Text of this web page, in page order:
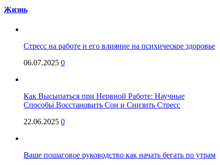
Жизнь
Стресс на работе и его влияние на психическое здоровье
06.07.2025 0
Как Высыпаться при Нервной Работе: Научные
Способы Восстановить Сон и Снизить Стресс
22.06.2025 0
Ваше пошаговое руководство как начать бегать по утрам